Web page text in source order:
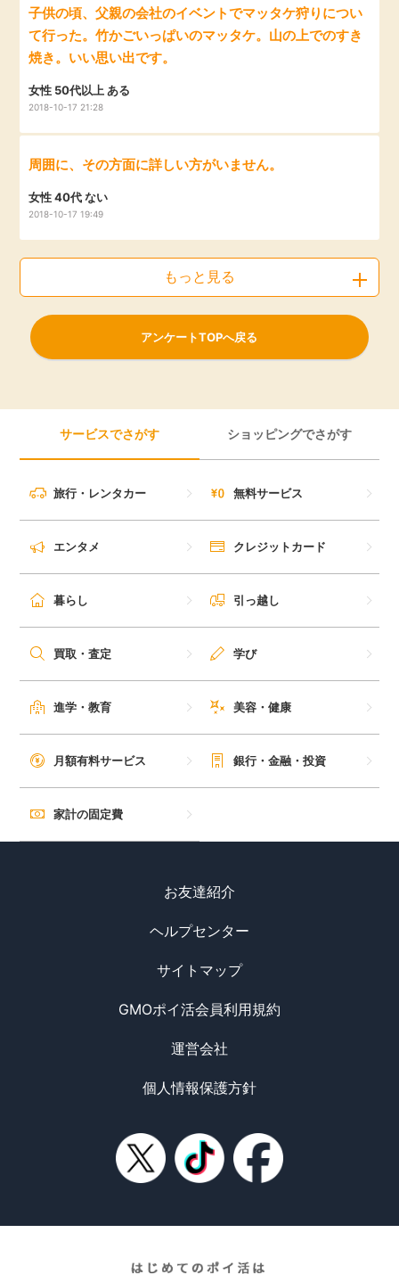
子供の頃、父親の会社のイベントでマッタケ狩りについ
て行った。竹かごいっぱいのマッタケ。山の上でのすき
焼き。いい思い出です。
女性 50代以上 ある
2018-10-17 21:28
周囲に、その方面に詳しい方がいません。
女性 40代 ない
2018-10-17 19:49
もっと見る
アンケートTOPへ戻る
サービスでさがす ショッピングでさがす
旅行・レンタカー 無料サービス
エンタメ クレジットカード
暮らし 引っ越し
買取・査定 学び
進学・教育 美容・健康
月額有料サービス 銀行・金融・投資
家計の固定費
お友達紹介
ヘルプセンター
サイトマップ
GMOポイ活会員利用規約
運営会社
個人情報保護方針